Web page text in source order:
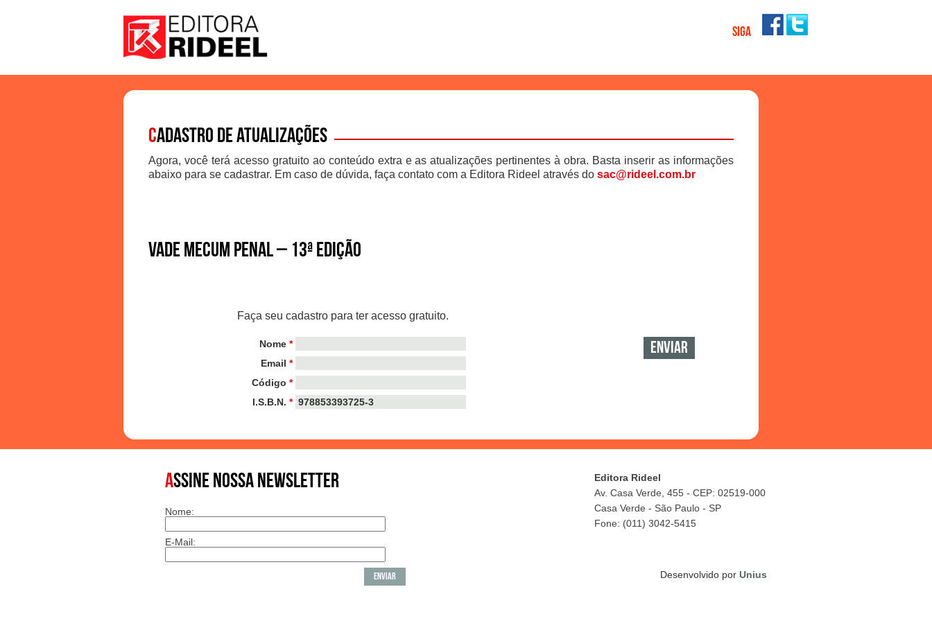
SIGA
Cadastro de atualizações
Agora, você terá acesso gratuito ao conteúdo extra e as atualizações pertinentes à obra. Basta inserir as informações
abaixo para se cadastrar. Em caso de dúvida, faça contato com a Editora Rideel através do sac@rideel.com.br
Vade Mecum Penal – 13ª edição
Faça seu cadastro para ter acesso gratuito.
Nome *
Email *
Código *
I.S.B.N. *
ASSINE NOSSA NEWSLETTER
Nome:
E-Mail:
Editora Rideel
Av. Casa Verde, 455 - CEP: 02519-000
Casa Verde - São Paulo - SP
Fone: (011) 3042-5415
Desenvolvido por Unius